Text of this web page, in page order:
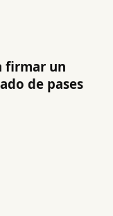
firmar un
de pases